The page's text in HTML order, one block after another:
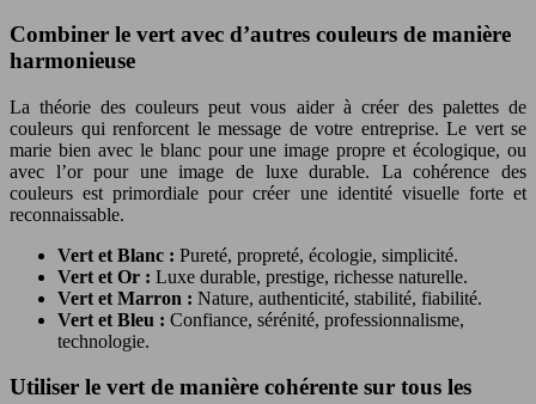
Combiner le vert avec d’autres couleurs de manière
harmonieuse
La théorie des couleurs peut vous aider à créer des palettes de
couleurs qui renforcent le message de votre entreprise. Le vert se
marie bien avec le blanc pour une image propre et écologique, ou
avec l’or pour une image de luxe durable. La cohérence des
couleurs est primordiale pour créer une identité visuelle forte et
reconnaissable.
Vert et Blanc : Pureté, propreté, écologie, simplicité.
Vert et Or : Luxe durable, prestige, richesse naturelle.
Vert et Marron : Nature, authenticité, stabilité, fiabilité.
Vert et Bleu : Confiance, sérénité, professionnalisme,
technologie.
Utiliser le vert de manière cohérente sur tous les